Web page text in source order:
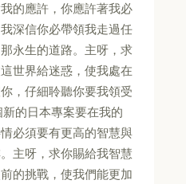
的應許，你應許著我必
深信你必帶領我走過任
永生的道路。主呀，求
世界給迷惑，使我處在
，仔細聆聽你要我領受
的日本專案要在我的
必須要有更高的智慧與
主呀，求你賜給我智慧
的挑戰，使我們能更加